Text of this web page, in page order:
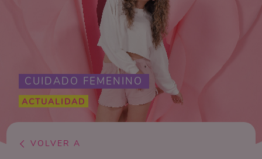
CUIDADO FEMENINO
ACTUALIDAD
VOLVER A